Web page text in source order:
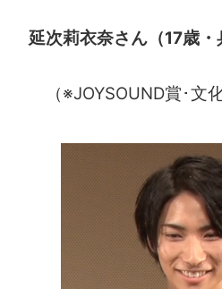
延次莉衣奈さん（17歳・
（※JOYSOUND賞･文化